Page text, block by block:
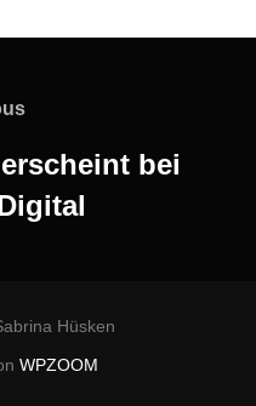
bei
Hüsken
WPZOOM